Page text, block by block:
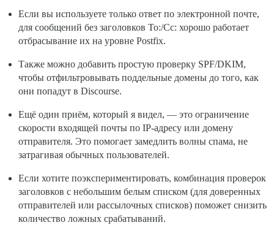
Если вы используете только ответ по электронной почте,
для сообщений без заголовков To:/Cc: хорошо работает
отбрасывание их на уровне Postfix.
Также можно добавить простую проверку SPF/DKIM,
чтобы отфильтровывать поддельные домены до того, как
они попадут в Discourse.
Ещё один приём, который я видел, — это ограничение
скорости входящей почты по IP-адресу или домену
отправителя. Это помогает замедлить волны спама, не
затрагивая обычных пользователей.
Если хотите поэкспериментировать, комбинация проверок
заголовков с небольшим белым списком (для доверенных
отправителей или рассылочных списков) поможет снизить
количество ложных срабатываний.